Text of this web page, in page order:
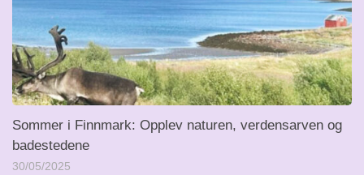
Sommer i Finnmark: Opplev naturen, verdensarven og
badestedene
30/05/2025